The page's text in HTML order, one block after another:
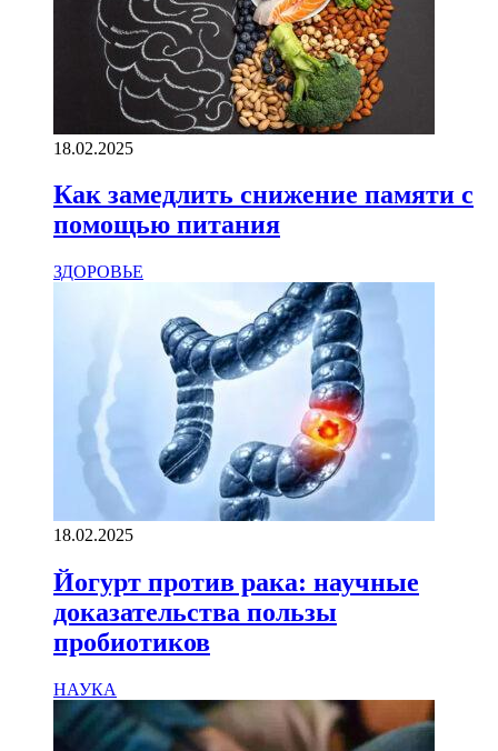
18.02.2025
Как замедлить снижение памяти с
помощью питания
18.02.2025
доказательства пользы
пробиотиков